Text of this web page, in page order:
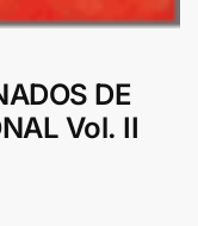
DE
Vol. II